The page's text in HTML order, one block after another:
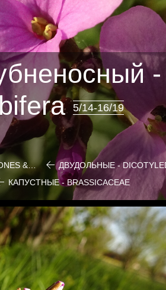
-
5/14-16/19
&…
ДВУДОЛЬНЫЕ -
КАПУСТНЫЕ - BRASSICACEAE